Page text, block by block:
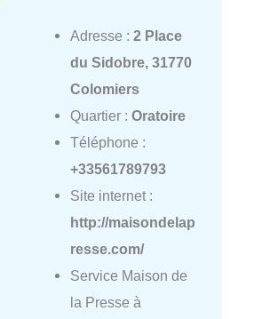
Adresse : 2 Place
du Sidobre, 31770
Colomiers
Quartier : Oratoire
Téléphone :
+33561789793
Site internet :
http://maisondelap
resse.com/
Service Maison de
la Presse à